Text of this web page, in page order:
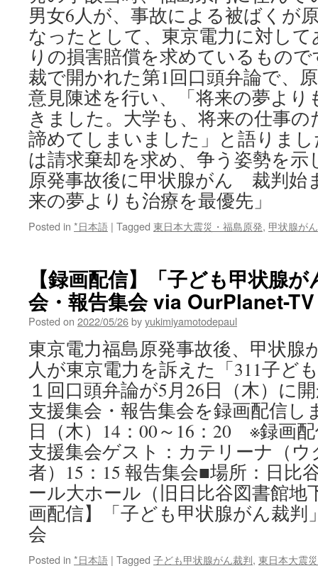
男女6人が、事故による被ばくが
なったとして、東京電力に対し
りの損害賠償を求めているもので
裁で開かれた第1回口頭弁論で、
意見陳述を行い、「将来の夢より
きました。大学も、将来の仕事
諦めてしまいました」と語りま
は請求棄却を求め、争う姿勢を示
原発事故後に甲状腺がん 裁判
来の夢よりも治療を最優先」
Posted in *日本語 | Tagged 東日本大震災・福島原発, 甲状腺がん
【録画配信】「子ども甲状腺
会・報告集会 via OurPlanet-TV
Posted on 2022/05/26byyukimiyamotodepaul
東京電力福島原発事故後、甲状腺
人が東京電力を訴えた「311子ど
１回口頭弁論が5月26日（木）に
支援集会・報告集会を録画配信し
日（木）14：00～16：20 ※録画配
支援集会ゲスト：カテリーナ（
者）15：15 報告集会■場所：日比
ール大ホール（旧日比谷図書館地
画配信】「子ども甲状腺がん裁判
会
Posted in *日本語 | Tagged 子ども甲状腺がん裁判, 東日本大震